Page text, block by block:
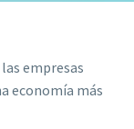
empresas
economía más